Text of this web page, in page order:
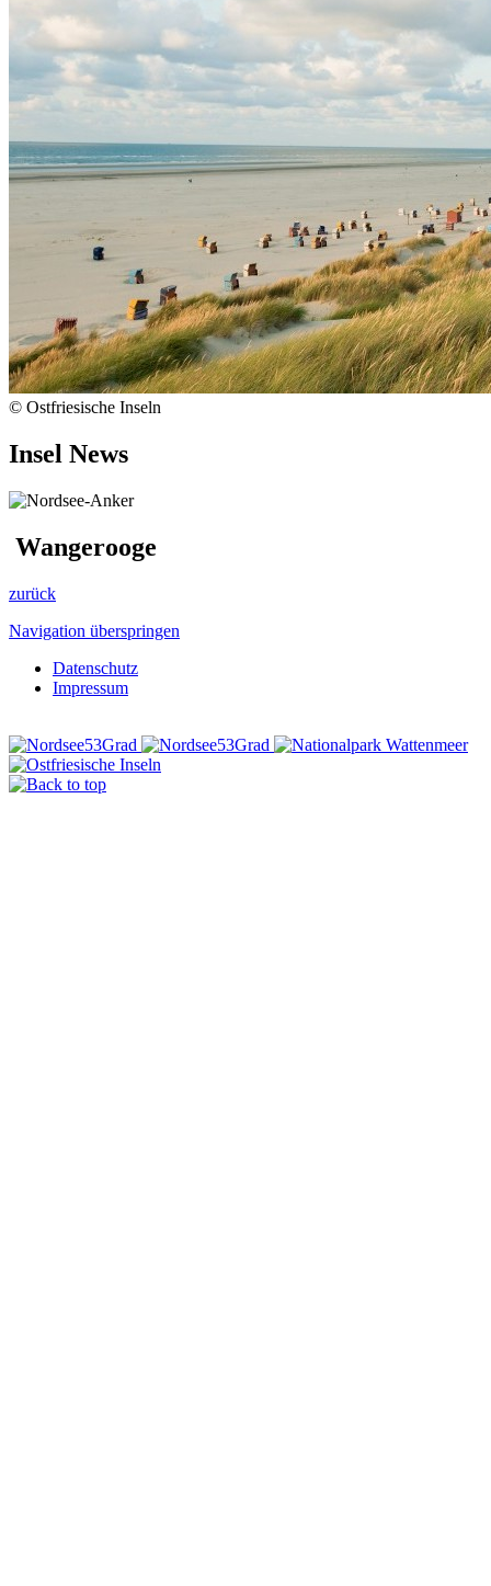
© Ostfriesische Inseln
Insel News
Wangerooge
zurück
Navigation überspringen
Datenschutz
Impressum